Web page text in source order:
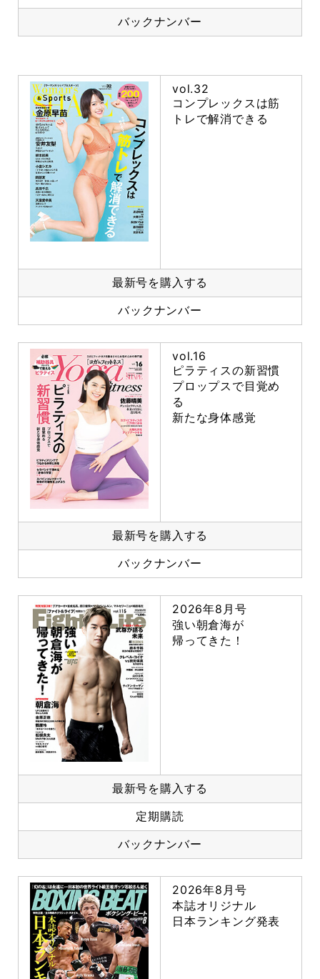
バックナンバー
vol.32
コンプレックスは筋
トレで解消できる
最新号を購入する
バックナンバー
vol.16
ピラティスの新習慣
プロップスで目覚め
る
新たな身体感覚
最新号を購入する
バックナンバー
2026年8月号
強い朝倉海が
帰ってきた！
最新号を購入する
定期購読
バックナンバー
2026年8月号
本誌オリジナル
日本ランキング発表